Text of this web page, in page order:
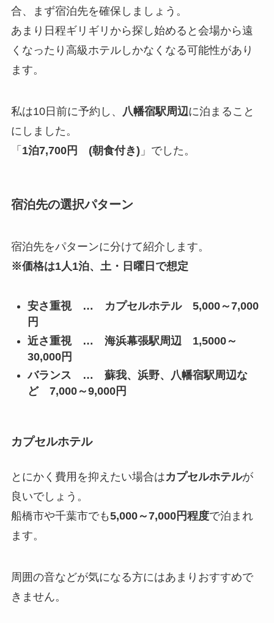
合、まず宿泊先を確保しましょう。
あまり日程ギリギリから探し始めると会場から遠
くなったり高級ホテルしかなくなる可能性があり
ます。
私は10日前に予約し、 八幡宿駅周辺に泊まること
にしました。
「 1泊7,700円 (朝食付き) 」でした。
宿泊先の選択パターン
宿泊先をパターンに分けて紹介します。
※価格は1人1泊、土・日曜日で想定
安さ重視 … カプセルホテル 5,000～7,000
円
近さ重視 … 海浜幕張駅周辺 1,5000～
30,000円
バランス … 蘇我、浜野、八幡宿駅周辺な
ど 7,000～9,000円
カプセルホテル
とにかく費用を抑えたい場合はカプセルホテルが
良いでしょう。
船橋市や千葉市でも5,000～7,000円程度で泊まれ
ます。
周囲の音などが気になる方にはあまりおすすめで
きません。